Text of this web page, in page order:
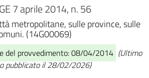
7 aprile 2014, n. 56
metropolitane, sulle province, sulle
(14G00069)
del provvedimento: 08/04/2014 (Ultimo
pubblicato il 28/02/2026)